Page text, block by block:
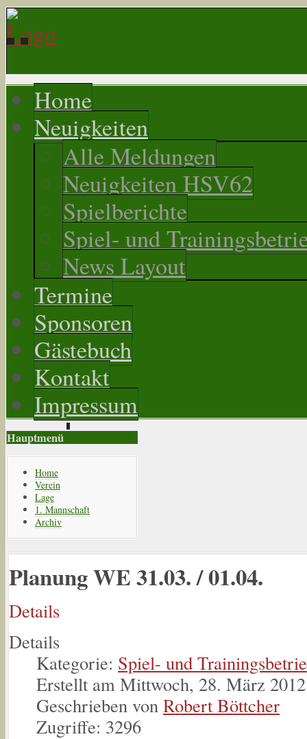
Home
Neuigkeiten
Alle Meldungen
Neuigkeiten HSV62
Spielberichte
Spiel- und
News Layout
Termine
Sponsoren
Gästebuch
Kontakt
Impressum
Hauptmenü
Home
Verein
Lage
1. Mannschaft
Archiv
Planung WE 31.03. / 01.04.
Details
Details
Kategorie: Spiel- und
Erstellt am Mittwoch, 28. März
Geschrieben von Robert Böttcher
Zugriffe: 3296